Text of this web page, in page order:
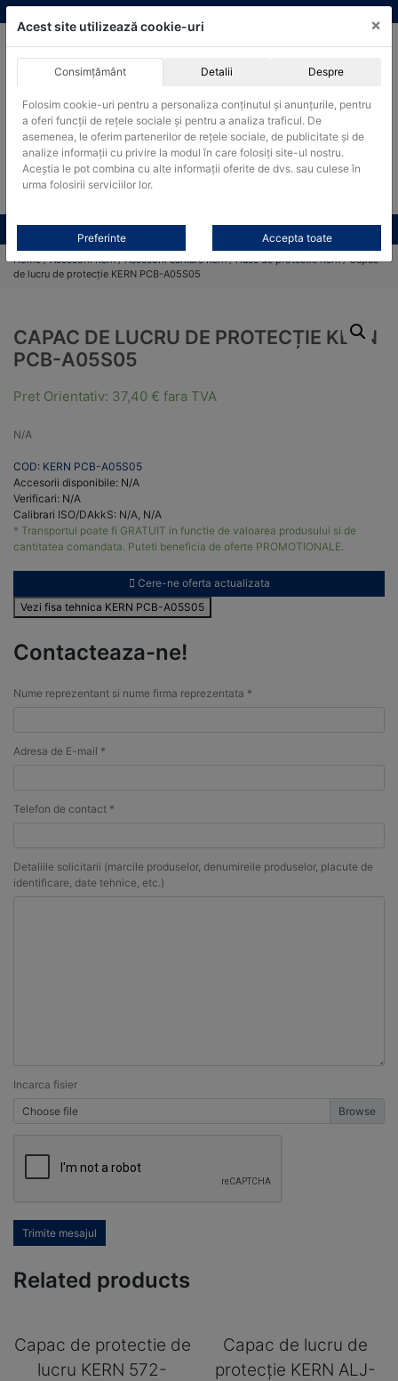
Skip
to
Produsele pot fi achizitionate si in sistemul SEAP / SICAP
Products
search
CAUTARE
Toate produsele CONTACT
Home/Accesorii Kern/Accesorii cantare Kern/Huse de protectie Kern/ Capac
de lucru de protecție KERN PCB-A05S05
CAPAC DE LUCRU DE PROTECȚIE KERN
PCB-A05S05
Pret Orientativ: 37,40 € fara TVA
N/A
COD: KERN PCB-A05S05
Accesorii disponibile: N/A
Verificari: N/A
Calibrari ISO/DAkkS: N/A, N/A
* Transportul poate fi GRATUIT in functie de valoarea produsului si de
cantitatea comandata. Puteti beneficia de oferte PROMOTIONALE.
Cere-ne oferta actualizata
Vezi fisa tehnica KERN PCB-A05S05
Contacteaza-ne!
Nume reprezentant si nume firma reprezentata *
Adresa de E-mail *
Telefon de contact *
Detaliile solicitarii (marcile produselor, denumireile produselor, placute de
identificare, date tehnice, etc.)
Incarca fisier
Choose file
Trimite mesajul
Related products
Capac de protectie de
lucru KERN 572-
Capac de lucru de
protecție KERN ALJ-
Acest site utilizează cookie-uri ×
Consimțământ Detalii Despre
Folosim cookie-uri pentru a personaliza conținutul și anunțurile, pentru
a oferi funcții de rețele sociale și pentru a analiza traficul. De
asemenea, le oferim partenerilor de rețele sociale, de publicitate și de
analize informații cu privire la modul în care folosiți site-ul nostru.
Aceștia le pot combina cu alte informații oferite de dvs. sau culese în
urma folosirii serviciilor lor.
Preferinte Accepta toate